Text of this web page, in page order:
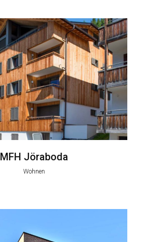
MFH Jöraboda
Wohnen